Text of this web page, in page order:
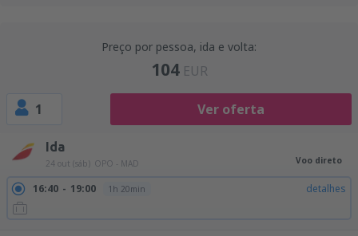
Preço por pessoa, ida e volta:
104 EUR
1 Ver oferta
Ida
24 out (sáb) OPO - MAD Voo direto
16:40 19:00 1h 20min detalhes